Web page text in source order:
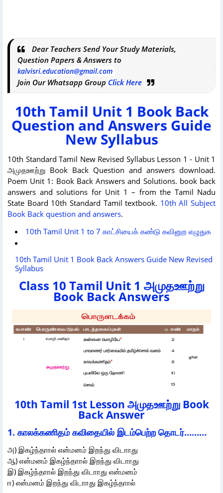
Dear Teachers Send Your Study Materials,
Question Papers & Answers to
kalvisri.education@gmail.com
Join Our Whatsapp Group Click Here
10th Tamil Unit 1 Book Back
Question and Answers Guide
New Syllabus
10th Standard Tamil New Revised Syllabus Lesson 1 - Unit 1
அமுதஊற்று Book Back Question and answers download.
Poem Unit 1: Book Back Answers and Solutions. book back
answers and solutions for Unit 1 – from the Tamil Nadu
State Board 10th Standard Tamil textbook. 10th All Subject
Book Back question and answers.
10th Tamil Unit 1 to 7 காட்சியைக் கண்டு கவினுற எழுதுக
10th Tamil Unit 1 Book Back Answers Guide New Revised
Syllabus
Class 10 Tamil Unit 1 அமுதஊற்று
Book Back Answers
10th Tamil 1st Lesson அமுதஊற்று Book
Back Answer
1. காலக்கணிதம் கவிதையில் இடம்பெற்ற தொடர்………
அ) இகழ்ந்தாால் என்மனம் இறந்து விடாாது
ஆ) என்மனம் இகழ்ந்தாால் இறந்து விடாாது
இ) இகழ்ந்தாால் இறந்து விடாாது என்மனம்
ஈ) என்மனம் இறந்து விடாாது இகழ்ந்தாால்